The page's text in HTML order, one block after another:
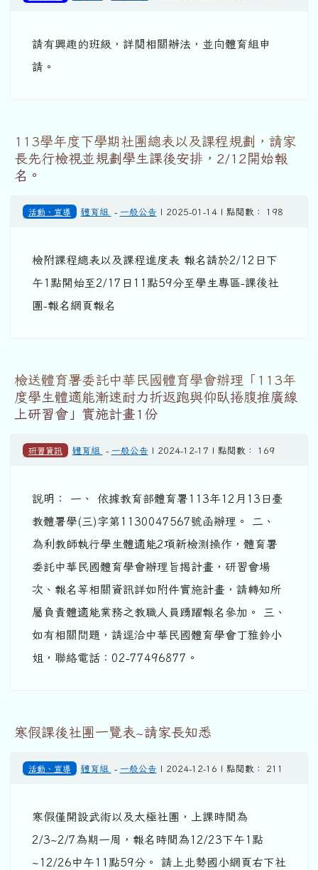
請有興趣的班級，詳閱相關辦法，並向體育組申
請。
113學年度下學期社團總表以及課程規劃，請家
長先行檢視並規劃學生課後安排，2/12開始報
名。
活動、宣導 體育組 - 一般公告 | 2025-01-14 | 點閱數： 198
檢附課程總表以及課程進度表 報名請於2/12日下
午1點開始至2/17日11點59分至學生專區-課後社
團-報名網頁報名
檢送體育署委託中華民國體育學會辦理「113年
度學生體適能漸速耐力折返跑與仰臥捲腹推廣線
上研習會」實施計畫1份
研習資訊 體育組 - 一般公告 | 2024-12-17 | 點閱數： 169
說明： 一、 依據教育部體育署113年12月13日臺
教體署學(三)字第1130047567號函辦理。 二、
為利教師執行學生體適能2項新檢測操作，體育署
委託中華民國體育學會辦理旨揭計畫，研習會場
次、報名等相關資訊詳如附件實施計畫，請轉知所
屬負責體適能業務之教職人員踴躍報名參加。 三、
如有相關問題，請逕洽中華民國體育學會丁雅鈴小
姐，聯絡電話：02-77496877。
寒假課後社團一覽表~請家長知悉
活動、宣導 體育組 - 一般公告 | 2024-12-16 | 點閱數： 211
寒假僅開設武術以及太極社團，上課時間為
2/3~2/7為期一周，報名時間為12/23下午1點
~12/26中午11點59分。 請上北勢國小網頁右下社